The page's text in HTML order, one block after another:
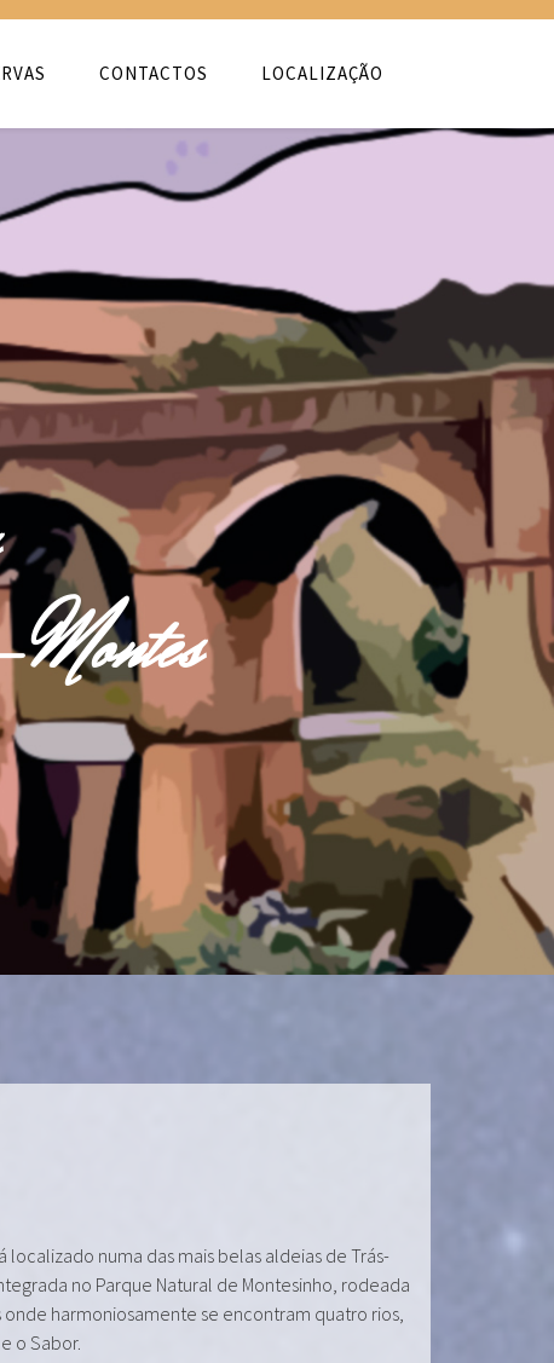
CONTACTOS LOCALIZAÇÃO
localizado numa das mais belas aldeias de Trás-
no Parque Natural de Montesinho, rodeada
onde harmoniosamente se encontram quatro rios,
o Sabor.